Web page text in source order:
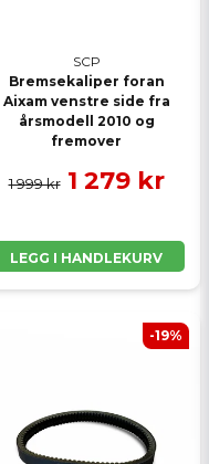
SCP
Bremsekaliper foran
Aixam venstre side fra
årsmodell 2010 og
fremover
1 999 kr 1 279 kr
LEGG I HANDLEKURV
-19%